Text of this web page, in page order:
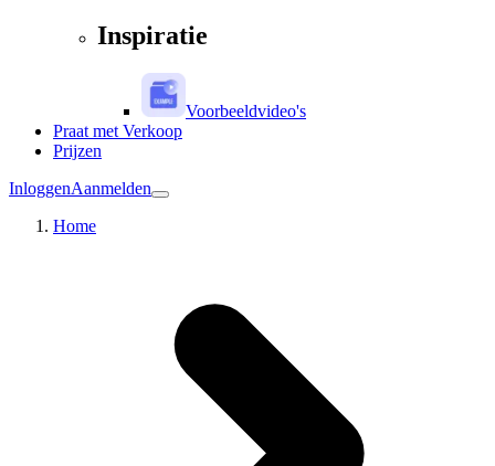
Inspiratie
Voorbeeldvideo's
Praat met Verkoop
Prijzen
InloggenAanmelden
Home